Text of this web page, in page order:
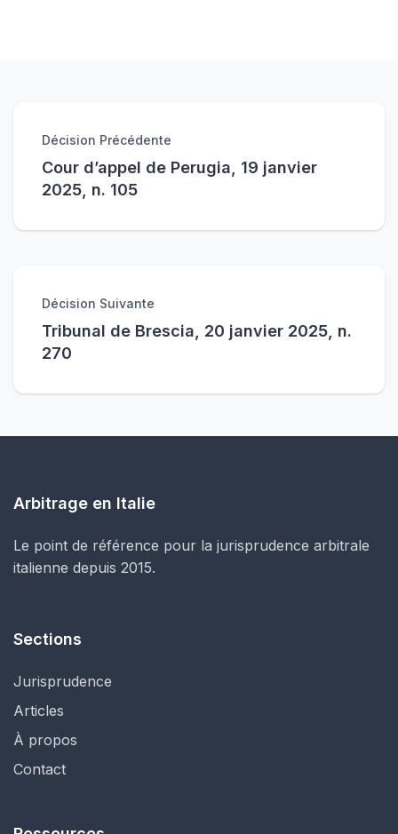
Décision Précédente
Cour d’appel de Perugia, 19 janvier
2025, n. 105
Décision Suivante
Tribunal de Brescia, 20 janvier 2025, n.
270
Arbitrage en Italie
Le point de référence pour la jurisprudence arbitrale
italienne depuis 2015.
Sections
Jurisprudence
Articles
À propos
Contact